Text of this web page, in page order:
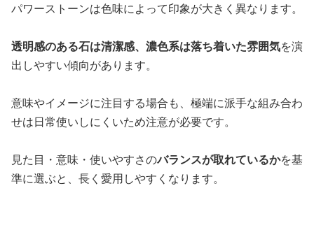
パワーストーンは色味によって印象が大きく異なります。
透明感のある石は清潔感、濃色系は落ち着いた雰囲気を演
出しやすい傾向があります。
意味やイメージに注目する場合も、極端に派手な組み合わ
せは日常使いしにくいため注意が必要です。
見た目・意味・使いやすさのバランスが取れているかを基
準に選ぶと、長く愛用しやすくなります。